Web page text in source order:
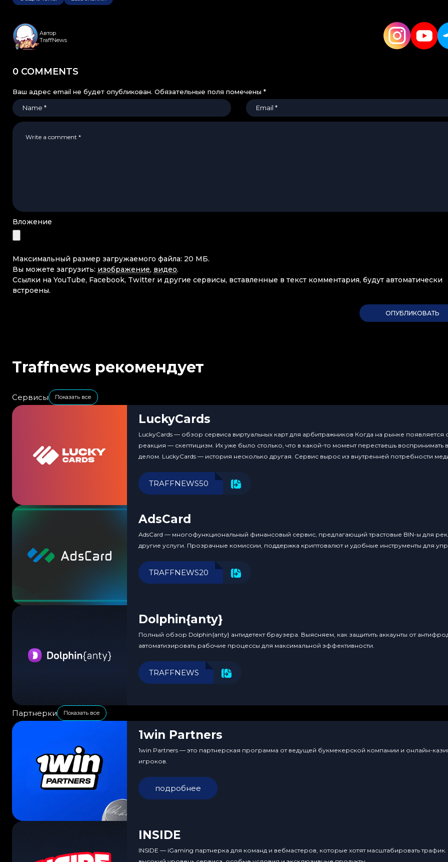
Автор
TraffNews
0 COMMENTS
Ваш адрес email не будет опубликован. Обязательные поля помечены *
Вложение
Максимальный размер загружаемого файла: 20 МБ.
Вы можете загрузить: изображение, видео.
Ссылки на YouTube, Facebook, Twitter и другие сервисы, вставленные в текст комментария, будут автоматически
встроены.
Traffnews рекомендует
Сервисы Показать все
LuckyCards
LuckyCards — обзор сервиса виртуальных карт для арбитражников Когда на рынке
реакция — скептицизм. Их уже было столько, что в какой-то момент перестаешь
делом. LuckyCards — история несколько другая. Сервис вырос из внутренней потребности
TRAFFNEWS50
AdsCard
AdsCard — многофункциональный финансовый сервис, предлагающий трастовые BIN-ы для
другие услуги. Прозрачные комиссии, поддержка криптовалют и удобные инструменты для
TRAFFNEWS20
Dolphin{anty}
Полный обзор Dolphin{anty} антидетект браузера. Выясняем, как защитить аккаунты от
автоматизировать рабочие процессы для максимальной эффективности.
TRAFFNEWS
Партнерки Показать все
1win Partners
1win Partners — это партнерская программа от ведущей букмекерской компании и онлайн-
игроков.
подробнее
INSIDE
INSIDE — iGaming партнерка для команд и вебмастеров, которые хотят масштабировать